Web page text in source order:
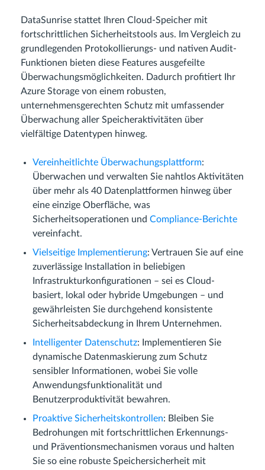
DataSunrise stattet Ihren Cloud-Speicher mit
fortschrittlichen Sicherheitstools aus. Im Vergleich zu
grundlegenden Protokollierungs- und nativen Audit-
Funktionen bieten diese Features ausgefeilte
Überwachungsmöglichkeiten. Dadurch profitiert Ihr
Azure Storage von einem robusten,
unternehmensgerechten Schutz mit umfassender
Überwachung aller Speicheraktivitäten über
vielfältige Datentypen hinweg.
Vereinheitlichte Überwachungsplattform:
Überwachen und verwalten Sie nahtlos Aktivitäten
über mehr als 40 Datenplattformen hinweg über
eine einzige Oberfläche, was
Sicherheitsoperationen und Compliance-Berichte
vereinfacht.
Vielseitige Implementierung: Vertrauen Sie auf eine
zuverlässige Installation in beliebigen
Infrastrukturkonfigurationen – sei es Cloud-
basiert, lokal oder hybride Umgebungen – und
gewährleisten Sie durchgehend konsistente
Sicherheitsabdeckung in Ihrem Unternehmen.
Intelligenter Datenschutz: Implementieren Sie
dynamische Datenmaskierung zum Schutz
sensibler Informationen, wobei Sie volle
Anwendungsfunktionalität und
Benutzerproduktivität bewahren.
Proaktive Sicherheitskontrollen: Bleiben Sie
Bedrohungen mit fortschrittlichen Erkennungs-
und Präventionsmechanismen voraus und halten
Sie so eine robuste Speichersicherheit mit